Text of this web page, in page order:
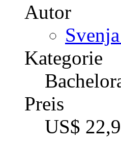
Autor
Kategorie
Preis
US$